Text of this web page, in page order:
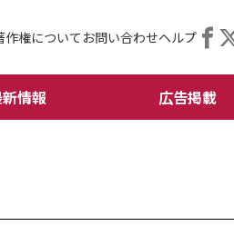
作権についてお問い合わせヘルプ
情報 広告掲載